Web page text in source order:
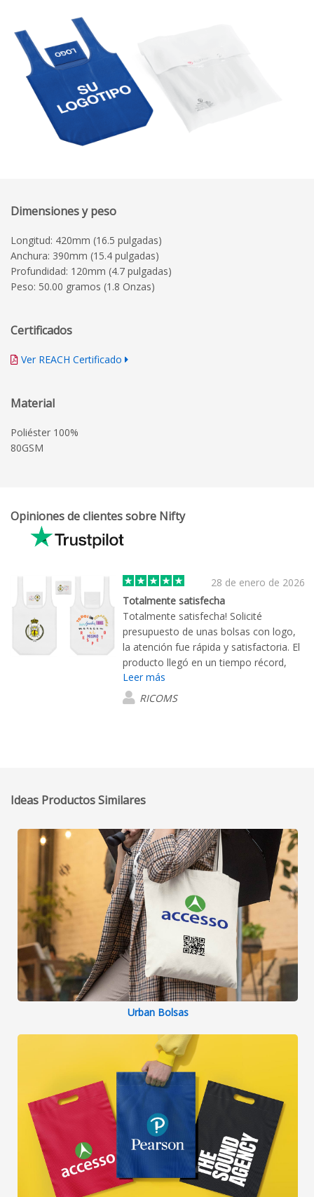
Dimensiones y peso
Longitud: 420mm (16.5 pulgadas)
Anchura: 390mm (15.4 pulgadas)
Profundidad: 120mm (4.7 pulgadas)
Peso: 50.00 gramos (1.8 Onzas)
Certificados
Ver REACH Certificado
Material
Poliéster 100%
80GSM
Opiniones de clientes sobre Nifty
28 de enero de 2026
Totalmente satisfecha
Totalmente satisfecha! Solicité
presupuesto de unas bolsas con logo,
la atención fue rápida y satisfactoria. El
producto llegó en un tiempo récord,
perfectamente empaquetado y en
excelentes condiciones. Quiero resaltar
Leer más
RICOMS
Ideas Productos Similares
Urban Bolsas